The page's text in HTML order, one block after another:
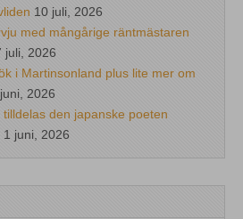
10 juli, 2026
med mångårige räntmästaren
juli, 2026
i Martinsonland plus lite mer om
2026
den japanske poeten
1 juni, 2026